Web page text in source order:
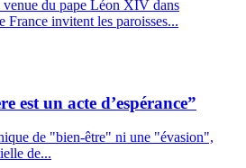
venue du pape Léon XIV dans
France invitent les paroisses...
est un acte d’espérance”
de "bien-être" ni une "évasion",
de...